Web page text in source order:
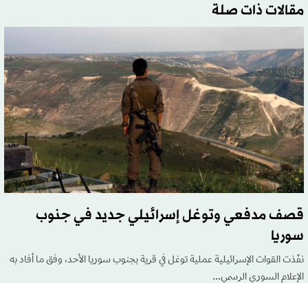
مقالات ذات صلة
قصف مدفعي وتوغل إسرائيلي جديد في جنوب
سوريا
نفّذت القوات الإسرائيلية عملية توغل في قرية بجنوب سوريا الأحد، وفق ما أفاد به
الإعلام السوري الرسمي...